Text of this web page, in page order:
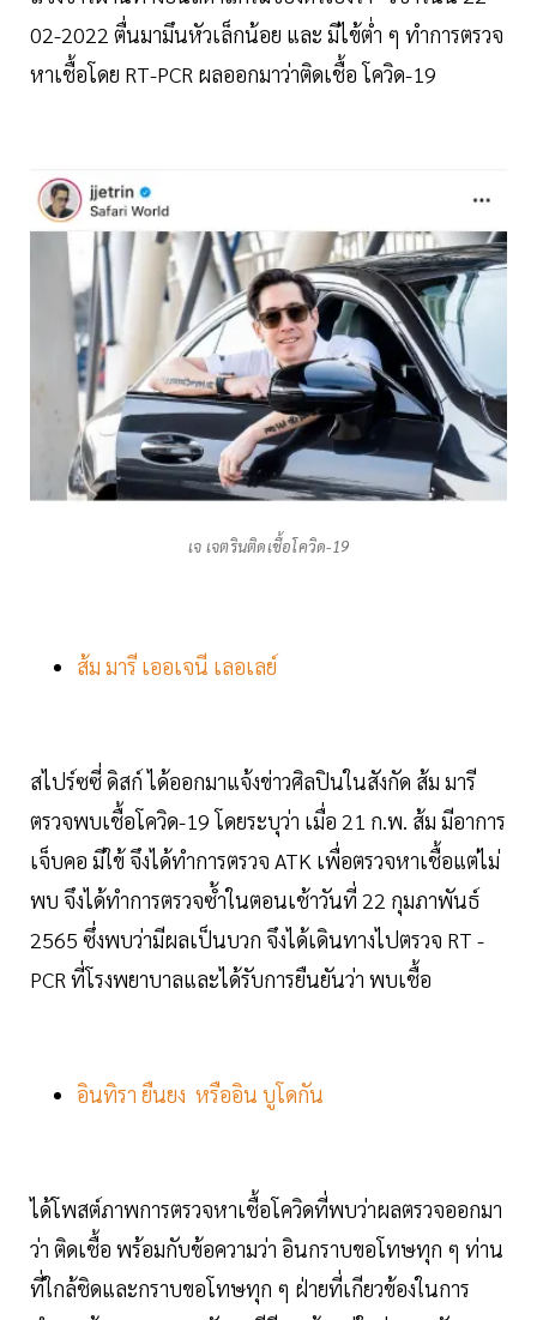
02-2022 ตื่นมามึนหัวเล็กน้อย และ มีไข้ต่ำ ๆ ทำการตรวจ
หาเชื้อโดย RT-PCR ผลออกมาว่าติดเชื้อ โควิด-19
เจ เจตรินติดเชื้อโควิด-19
ส้ม มารี เออเจนี เลอเลย์
สไปร์ซซี่ ดิสก์ ได้ออกมาแจ้งข่าวศิลปินในสังกัด ส้ม มารี
ตรวจพบเชื้อโควิด-19 โดยระบุว่า เมื่อ 21 ก.พ. ส้ม มีอาการ
เจ็บคอ มีใข้ จึงได้ทำการตรวจ ATK เพื่อตรวจหาเชื้อแต่ไม่
พบ จึงได้ทำการตรวจซ้ำในตอนเช้าวันที่ 22 กุมภาพันธ์
2565 ซึ่งพบว่ามีผลเป็นบวก จึงได้เดินทางไปตรวจ RT -
PCR ที่โรงพยาบาลและได้รับการยืนยันว่า พบเชื้อ
อินทิรา ยืนยง หรืออิน บูโดกัน
ได้โพสต์ภาพการตรวจหาเชื้อโควิดที่พบว่าผลตรวจออกมา
ว่า ติดเชื้อ พร้อมกับข้อความว่า อินกราบขอโทษทุก ๆ ท่าน
ที่ใกล้ชิดและกราบขอโทษทุก ๆ ฝ่ายที่เกียวข้องในการ